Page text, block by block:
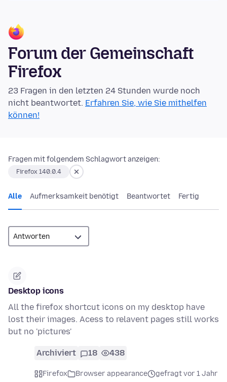
Forum der Gemeinschaft
Firefox
23 Fragen in den letzten 24 Stunden wurde noch
nicht beantwortet. Erfahren Sie, wie Sie mithelfen
können!
Fragen mit folgendem Schlagwort anzeigen:
Firefox 140.0.4
Alle Aufmerksamkeit benötigt Beantwortet Fertig
Desktop icons
All the firefox shortcut icons on my desktop have
lost their images. Acess to relavent pages still works
but no 'pictures'
Archiviert 18 438
Firefox Browser appearance
gefragt vor 1 Jahr